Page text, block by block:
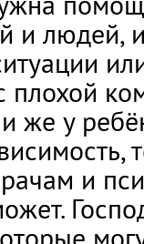
и
плохой
же у
и